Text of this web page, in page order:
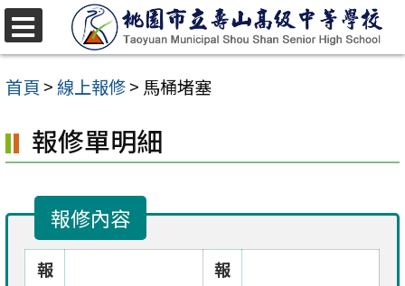
跳
至
主
內
容
首頁 >線上報修> 馬桶堵塞
報修單明細
報修內容
報
報
選
單